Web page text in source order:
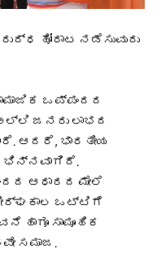
ಹೋರಾಟ ನಡೆಸುವುದು
ಒಪ್ಪಂದದ
ಜನರು ಲಾಭದ
ಆದರೆ, ಭಾರತೀಯ
ಆಧಾರದ ಮೇಲೆ
ಒಟ್ಟಿಗೆ
ಹಾಗೂ ಸಾಮೂಹಿಕ
ಸಮಾಜ.